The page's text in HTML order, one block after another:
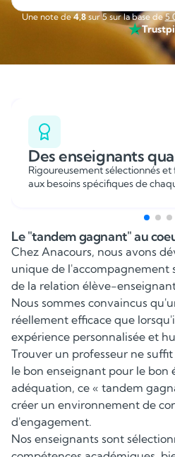
sérieuse, flexible et agréable
Une note de4,8sur 5 sur la base de5
Des enseignants
Rigoureusement sélectionnés
aux besoins spécifiques de
Le "tandem gagnant" au
Chez Anacours, nous avons
unique de l'accompagnement
de la relation élève-
Nous sommes convaincus
réellement efficace que
expérience personnalisée et
Trouver un professeur ne
le bon enseignant pour le bon
adéquation, ce « tandem
créer un environnement de
d'engagement.
Nos enseignants sont